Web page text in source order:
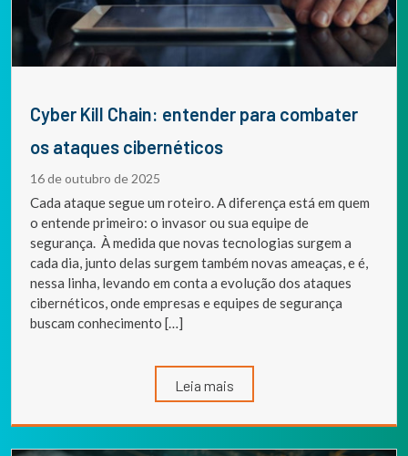
Cyber Kill Chain: entender para combater
os ataques cibernéticos
16 de outubro de 2025
Cada ataque segue um roteiro. A diferença está em quem
o entende primeiro: o invasor ou sua equipe de
segurança. À medida que novas tecnologias surgem a
cada dia, junto delas surgem também novas ameaças, e é,
nessa linha, levando em conta a evolução dos ataques
cibernéticos, onde empresas e equipes de segurança
buscam conhecimento […]
Leia mais